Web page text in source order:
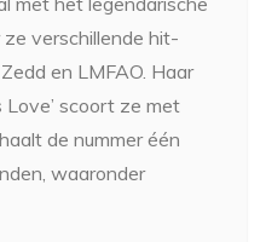
verschillende hit-
en LMFAO. Haar
Love’ scoort ze met
de nummer één
waaronder